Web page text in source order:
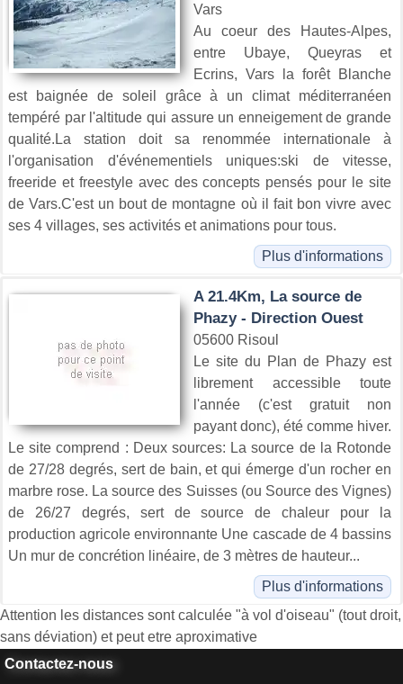
Vars
Au coeur des Hautes-Alpes,
entre Ubaye, Queyras et
Ecrins, Vars la forêt Blanche
est baignée de soleil grâce à un climat méditerranéen
tempéré par l'altitude qui assure un enneigement de grande
qualité.La station doit sa renommée internationale à
l'organisation d'événementiels uniques:ski de vitesse,
freeride et freestyle avec des concepts pensés pour le site
de Vars.C'est un bout de montagne où il fait bon vivre avec
ses 4 villages, ses activités et animations pour tous.
Plus d'informations
A 21.4Km, La source de
Phazy - Direction Ouest
05600 Risoul
Le site du Plan de Phazy est
librement accessible toute
l'année (c'est gratuit non
payant donc), été comme hiver.
Le site comprend : Deux sources: La source de la Rotonde
de 27/28 degrés, sert de bain, et qui émerge d'un rocher en
marbre rose. La source des Suisses (ou Source des Vignes)
de 26/27 degrés, sert de source de chaleur pour la
production agricole environnante Une cascade de 4 bassins
Un mur de concrétion linéaire, de 3 mètres de hauteur...
Plus d'informations
Attention les distances sont calculée "à vol d'oiseau" (tout droit,
sans déviation) et peut etre aproximative
Contactez-nous